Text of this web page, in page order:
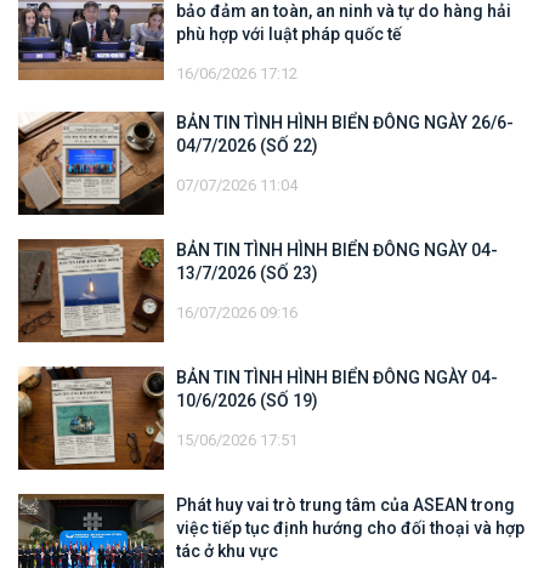
bảo đảm an toàn, an ninh và tự do hàng hải
phù hợp với luật pháp quốc tế
16/06/2026 17:12
BẢN TIN TÌNH HÌNH BIỂN ĐÔNG NGÀY 26/6-
04/7/2026 (SỐ 22)
07/07/2026 11:04
BẢN TIN TÌNH HÌNH BIỂN ĐÔNG NGÀY 04-
13/7/2026 (SỐ 23)
16/07/2026 09:16
BẢN TIN TÌNH HÌNH BIỂN ĐÔNG NGÀY 04-
10/6/2026 (SỐ 19)
15/06/2026 17:51
Phát huy vai trò trung tâm của ASEAN trong
việc tiếp tục định hướng cho đối thoại và hợp
tác ở khu vực